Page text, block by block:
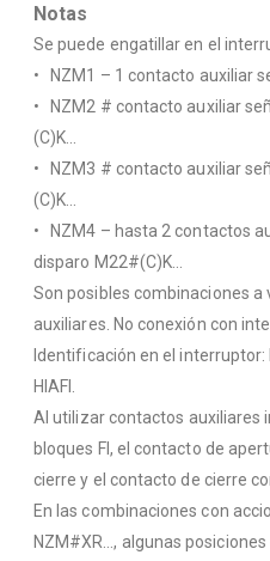
Notas
Se puede engatillar en el
• NZM1 – 1 contacto auxiliar
• NZM2 # contacto auxiliar
(C)K…
• NZM3 # contacto auxiliar
(C)K…
• NZM4 – hasta 2 contactos
disparo M22#(C)K…
Son posibles combinaciones
auxiliares. No conexión con
Identificación en el interruptor:
HIAFI.
Al utilizar contactos auxiliares
bloques FI, el contacto de
cierre y el contacto de cierre
En las combinaciones con
NZM#XR…, algunas